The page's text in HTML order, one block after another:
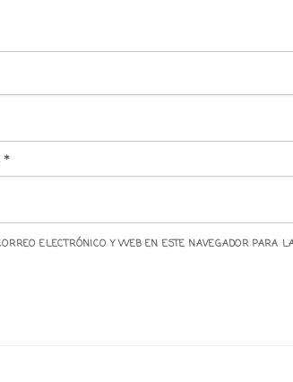
*
ELECTRÓNICO Y WEB EN ESTE NAVEGADOR PARA